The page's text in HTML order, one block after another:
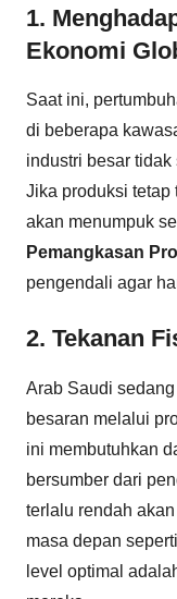
1.
Ekonomi
Saat ini,
di beberapa
industri besar
Jika produksi tetap
akan menumpuk
Pemangkasan
pengendali agar
2. Tekanan
Arab Saudi
besaran melalui
ini membutuhkan
bersumber dari
terlalu rendah
masa depan
level optimal